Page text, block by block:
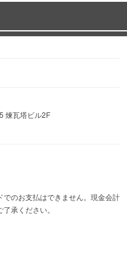
煉瓦塔ビル2F
でのお支払はできません。現金会計
承ください。